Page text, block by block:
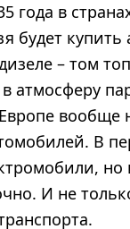
года в
будет купить
– том
атмосферу
вообще
В
И не